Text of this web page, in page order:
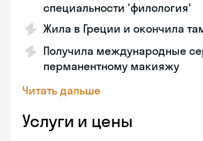
специальности 'филология'
Жила в Греции и окончила
Получила международные
перманентному макияжу
Читать дальше
Услуги и цены